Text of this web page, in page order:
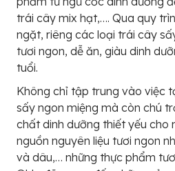
trái cây mix hạt,…. Qua quy
ngặt, riêng các loại trái cây
tươi ngon, dễ ăn, giàu dinh
tuổi.
Không chỉ tập trung vào việc
sấy ngon miệng mà còn chú
chất dinh dưỡng thiết yếu cho
nguồn nguyên liệu tươi ngon
và dâu,… những thực phẩm